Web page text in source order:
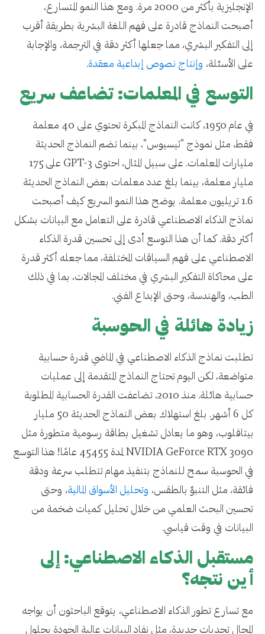
الإنجليزية بأكثر من 2000 مرة. ومع هذا النمو المتسارع،
أصبحت النماذج قادرة على فهم اللغة البشرية بطريقة أقرب
إلى التفكير البشري، مما جعلها أكثر دقة في الترجمة، والإجابة
على الأسئلة، وإنتاج نصوص إبداعية معقدة.
التوسع في المعلمات: تضاعف سريع
في عام 1950، كانت النماذج المبكرة تحتوي على 40 معلمة
فقط، مثل نموذج "ثيسيوس"، بينما تضم النماذج الحديثة
مليارات المعلمات. على سبيل المثال، احتوى GPT-3 على 175
مليار معلمة، بينما بلغ عدد معلمات بعض النماذج الحديثة
1.6 تريليون معلمة. يوضح هذا النمو السريع كيف أصبحت
نماذج الذكاء الاصطناعي قادرة على التعامل مع البيانات بشكل
أكثر دقة. كما أن هذا التوسع أدى إلى تحسين قدرة الذكاء
الاصطناعي على فهم السياقات المختلفة، مما جعله أكثر قدرة
على محاكاة التفكير البشري في مختلف المجالات، بما في ذلك
الطب، والهندسة، وحتى الإبداع الفني.
زيادة هائلة في الحوسبة
تطلبت نماذج الذكاء الاصطناعي في الماضي قدرة حسابية
متواضعة، لكن اليوم تحتاج النماذج المتقدمة إلى عمليات
حسابية هائلة. منذ 2010، تضاعفت القدرة الحسابية المطلوبة
كل 6 أشهر. بلغ استهلاك بعض النماذج الحديثة 50 مليار
بيتافلوب، وهو ما يعادل تشغيل بطاقة رسومية متطورة مثل
NVIDIA GeForce RTX 3090 لمدة 45455 عامًا! هذا التوسع
في الحوسبة سمح للنماذج بتنفيذ مهام تتطلب سرعة ودقة
فائقة، مثل التنبؤ بالطقس، وتحليل الأسواق المالية، وحتى
تحسين البحث العلمي من خلال تحليل كميات ضخمة من
البيانات في وقت قياسي.
مستقبل الذكاء الاصطناعي: إلى
أين نتجه؟
مع تسارع تطور الذكاء الاصطناعي، يتوقع الباحثون أن يواجه
المجال تحديات جديدة، مثل نفاد البيانات عالية الجودة بحلول